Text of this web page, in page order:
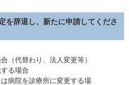
を辞退し、新たに申請してくださ
（代替わり、法人変更等）
る場合
病院を診療所に変更する場